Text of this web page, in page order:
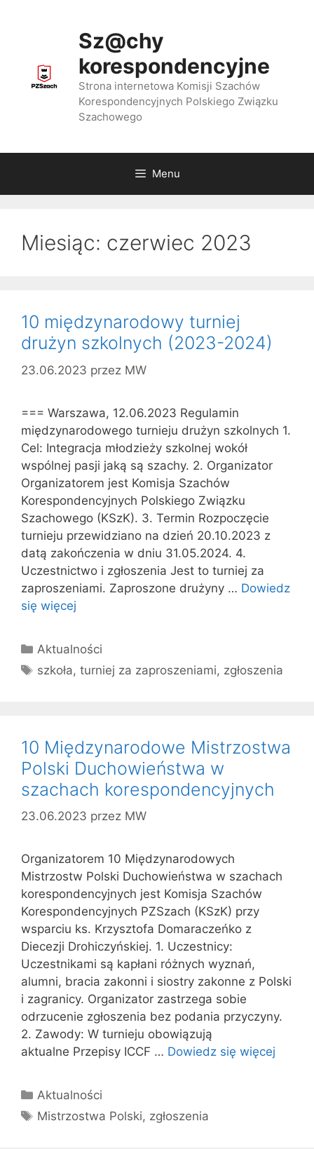
Sz@chy
korespondencyjne
Strona internetowa Komisji Szachów
Korespondencyjnych Polskiego Związku
Szachowego
Menu
Miesiąc: czerwiec 2023
10 międzynarodowy turniej
drużyn szkolnych (2023-2024)
23.06.2023 przez MW
=== Warszawa, 12.06.2023 Regulamin
międzynarodowego turnieju drużyn szkolnych 1.
Cel: Integracja młodzieży szkolnej wokół
wspólnej pasji jaką są szachy. 2. Organizator
Organizatorem jest Komisja Szachów
Korespondencyjnych Polskiego Związku
Szachowego (KSzK). 3. Termin Rozpoczęcie
turnieju przewidziano na dzień 20.10.2023 z
datą zakończenia w dniu 31.05.2024. 4.
Uczestnictwo i zgłoszenia Jest to turniej za
zaproszeniami. Zaproszone drużyny … Dowiedz
się więcej
Kategorie
Aktualności
Tagi
szkoła,turniej za zaproszeniami, zgłoszenia
10 Międzynarodowe Mistrzostwa
Polski Duchowieństwa w
szachach korespondencyjnych
23.06.2023 przez MW
Organizatorem 10 Międzynarodowych
Mistrzostw Polski Duchowieństwa w szachach
korespondencyjnych jest Komisja Szachów
Korespondencyjnych PZSzach (KSzK) przy
wsparciu ks. Krzysztofa Domaraczeńko z
Diecezji Drohiczyńskiej. 1. Uczestnicy:
Uczestnikami są kapłani różnych wyznań,
alumni, bracia zakonni i siostry zakonne z Polski
i zagranicy. Organizator zastrzega sobie
odrzucenie zgłoszenia bez podania przyczyny.
2. Zawody: W turnieju obowiązują
aktualne Przepisy ICCF … Dowiedz się więcej
Kategorie
Aktualności
Tagi
Mistrzostwa Polski, zgłoszenia